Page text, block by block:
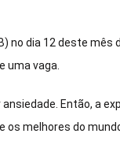
no dia 12 deste mês
uma vaga.
Então, a
melhores do